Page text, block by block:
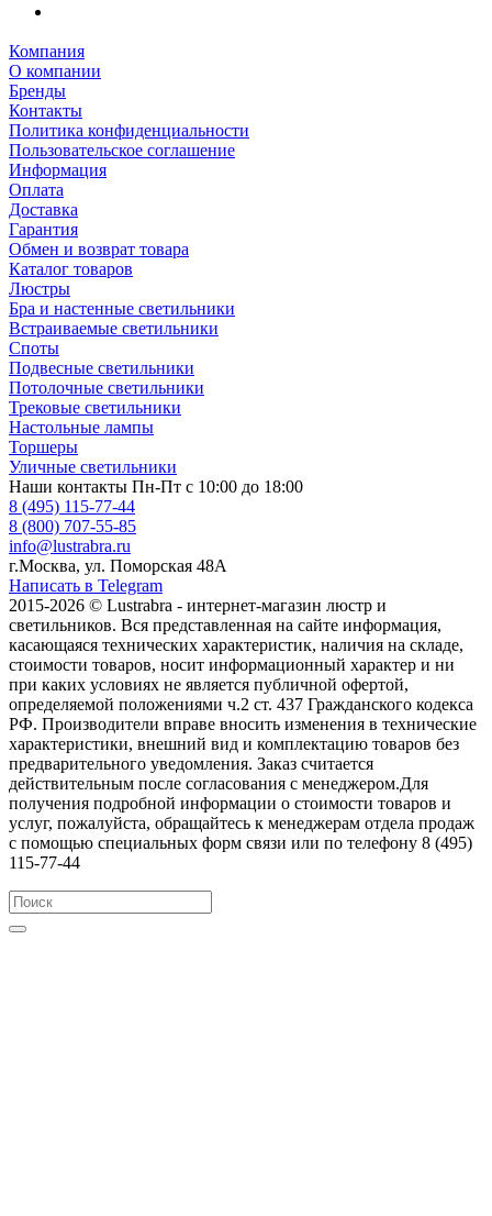
Компания
О компании
Бренды
Контакты
Политика конфиденциальности
Пользовательское соглашение
Информация
Оплата
Доставка
Гарантия
Обмен и возврат товара
Каталог товаров
Люстры
Бра и настенные светильники
Встраиваемые светильники
Споты
Подвесные светильники
Потолочные светильники
Трековые светильники
Настольные лампы
Торшеры
Уличные светильники
Наши контакты Пн-Пт с 10:00 до 18:00
8 (495) 115-77-44
8 (800) 707-55-85
info@lustrabra.ru
г.Москва, ул. Поморская 48А
Написать в Telegram
2015-2026 © Lustrabra - интернет-магазин люстр и
светильников. Вся представленная на сайте информация,
касающаяся технических характеристик, наличия на складе,
стоимости товаров, носит информационный характер и ни
при каких условиях не является публичной офертой,
определяемой положениями ч.2 ст. 437 Гражданского кодекса
РФ. Производители вправе вносить изменения в технические
характеристики, внешний вид и комплектацию товаров без
предварительного уведомления. Заказ считается
действительным после согласования с менеджером.Для
получения подробной информации о стоимости товаров и
услуг, пожалуйста, обращайтесь к менеджерам отдела продаж
с помощью специальных форм связи или по телефону 8 (495)
115-77-44